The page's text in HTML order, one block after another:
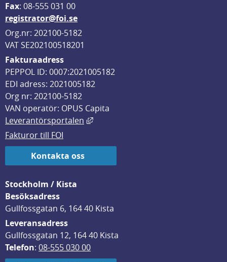
Fax: 08-555 031 00
registrator@foi.se
Org.nr: 202100-5182
VAT SE202100518201
Fakturaadress
PEPPOL ID: 0007:2021005182
EDI adress: 2021005182
Org nr: 202100-5182
VAN operatör: OPUS Capita
Leverantörsportalen
Länk till annan webbplats, öppnas
Fakturor till FOI
Kontakta oss
Stockholm / Kista
Besöksadress
Gullfossgatan 6, 164 40 Kista
Leveransadress
Gullfossgatan 12, 164 40 Kista
Telefon: 08-555 030 00